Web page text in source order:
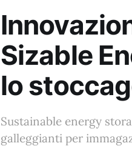
Sizable
lo
Sustainable energy
galleggianti per